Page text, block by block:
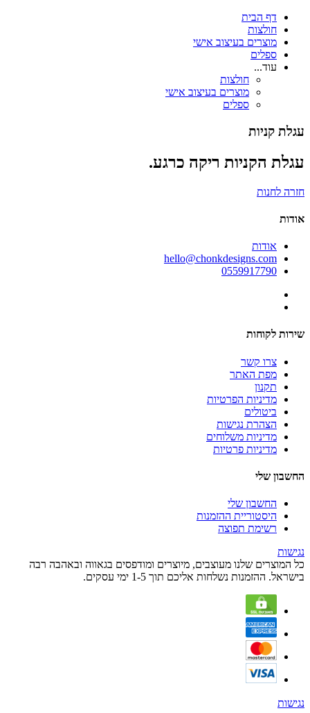
דף הבית
חולצות
מוצרים בעיצוב אישי
ספלים
עוד...
חולצות
מוצרים בעיצוב אישי
ספלים
עגלת קניות
עגלת הקניות ריקה כרגע.
חזרה לחנות
אודות
אודות
hello@chonkdesigns.com
0559917790
שירות לקוחות
צרו קשר
מפת האתר
תקנון
מדיניות הפרטיות
ביטולים
הצהרת נגישות
מדיניות משלוחים
מדיניות פרטיות
החשבון שלי
החשבון שלי
היסטוריית ההזמנות
רשימת תפוצה
נגישות
כל המוצרים שלנו מעוצבים, מיוצרים ומודפסים בגאווה ובאהבה רבה
בישראל. ההזמנות נשלחות אליכם תוך 1-5 ימי עסקים.
נגישות